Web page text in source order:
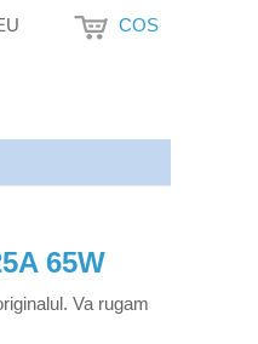
COS
65W
Va rugam